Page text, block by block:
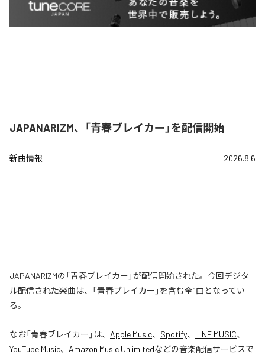
JAPANARIZM、「青春ブレイカー」を配信開始
新曲情報 2026.8.6
JAPANARIZMの「青春ブレイカー」が配信開始された。今回デジタ
ル配信された楽曲は、「青春ブレイカー」を含む全1曲となってい
る。
なお「青春ブレイカー 」は、 Apple Music、 Spotify、 LINE MUSIC、
YouTube Music、 Amazon Music Unlimitedなどの音楽配信サービスで